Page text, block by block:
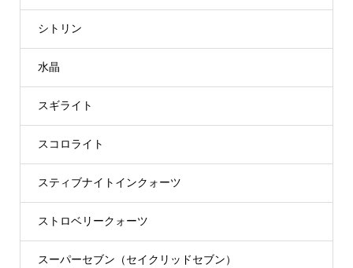
シトリン
水晶
スギライト
スコロライト
スティブナイトインクォーツ
ストロベリークォーツ
スーパーセブン（セイクリッドセブン）